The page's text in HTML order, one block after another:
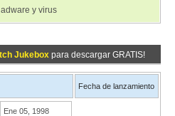
y virus
Jukebox para descargar GRATIS!
Fecha de lanzamiento
Ene 05, 1998